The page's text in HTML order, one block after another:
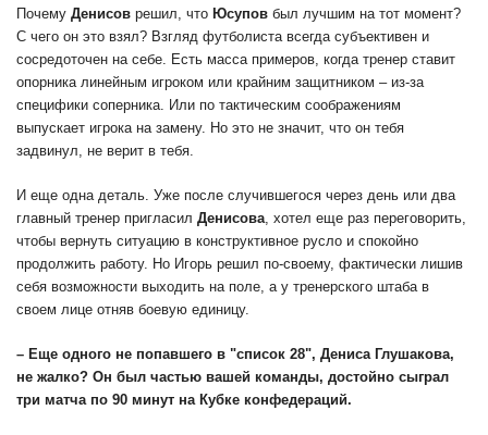
Почему Денисов решил, что Юсупов был лучшим на тот момент?
С чего он это взял? Взгляд футболиста всегда субъективен и
сосредоточен на себе. Есть масса примеров, когда тренер ставит
опорника линейным игроком или крайним защитником – из-за
специфики соперника. Или по тактическим соображениям
выпускает игрока на замену. Но это не значит, что он тебя
задвинул, не верит в тебя.
И еще одна деталь. Уже после случившегося через день или два
главный тренер пригласил Денисова, хотел еще раз переговорить,
чтобы вернуть ситуацию в конструктивное русло и спокойно
продолжить работу. Но Игорь решил по-своему, фактически лишив
себя возможности выходить на поле, а у тренерского штаба в
своем лице отняв боевую единицу.
– Еще одного не попавшего в "список 28", Дениса Глушакова,
не жалко? Он был частью вашей команды, достойно сыграл
три матча по 90 минут на Кубке конфедераций.